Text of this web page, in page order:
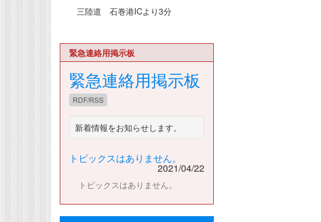
三陸道 石巻港ICより3分
緊急連絡用掲示板
緊急連絡用掲示板
RDF/RSS
新着情報をお知らせします。
トピックスはありません。
2021/04/22
トピックスはありません。